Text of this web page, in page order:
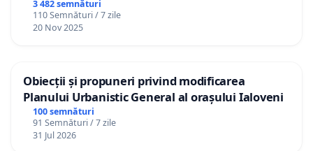
3 482 semnături
110 Semnături / 7 zile
20 Nov 2025
Obiecții și propuneri privind modificarea
Planului Urbanistic General al orașului Ialoveni
100 semnături
91 Semnături / 7 zile
31 Jul 2026